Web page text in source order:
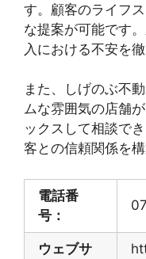
す。顧客のライフ
な提案が可能です
入における不安を
また、しげのぶ不
ムな雰囲気の店舗
ックスして相談で
客との信頼関係を構
電話番
号：
ウェブサ